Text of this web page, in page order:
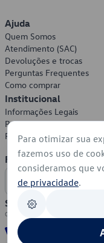
Ajuda
Quem Somos
Atendimento (SAC)
Devoluções e trocas
Perguntas Frequentes
Como comprar
Institucional
Informações Legais
Política de Privacidade
Política de Cookies
Formas de Pagamento
Segurança
Para otimizar sua
fazemos uso de
consideramos que
de privacidade.